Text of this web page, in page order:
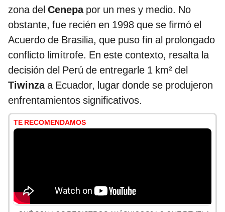
zona del Cenepapor un mes y medio. No
obstante, fue recién en 1998 que se firmó el
Acuerdo de Brasilia, que puso fin al prolongado
conflicto limítrofe. En este contexto, resalta la
decisión del Perú de entregarle 1 km² del
Tiwinzaa Ecuador, lugar donde se produjeron
enfrentamientos significativos.
TE RECOMENDAMOS